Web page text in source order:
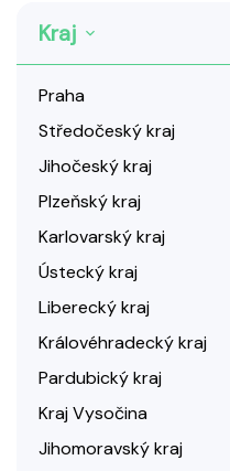
Kraj
Praha
Středočeský kraj
Jihočeský kraj
Plzeňský kraj
Karlovarský kraj
Ústecký kraj
Liberecký kraj
Královéhradecký kraj
Pardubický kraj
Kraj Vysočina
Jihomoravský kraj